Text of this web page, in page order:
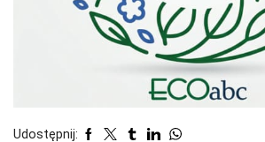
Udostępnij: